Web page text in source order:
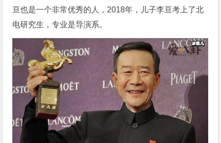
亘也是一个非常优秀的人，2018年，儿子李亘考上了北
电研究生，专业是导演系。